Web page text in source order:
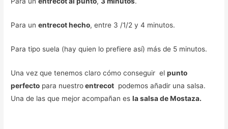
Para unentrecot hecho, entre 3 /1/2 y 4 minutos.
Para tipo suela (hay quien lo prefiere así) más de 5 minutos.
Una vez que tenemos claro cómo conseguir elpunto
perfecto para nuestroentrecot podemos añadir una salsa.
Una de las que mejor acompañan esla salsa de Mostaza.